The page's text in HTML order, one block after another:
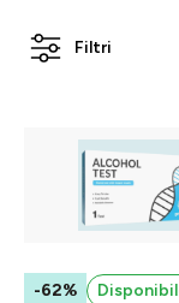
Filtri
-62%